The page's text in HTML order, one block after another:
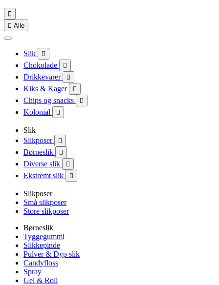

 Alle
Slik 
Chokolade 
Drikkevarer 
Kiks & Kager 
Chips og snacks 
Kolonial 
Slik
Slikposer

Børneslik 
Diverse slik 
Ekstremt slik 
Slikposer
Små slikposer
Store slikposer
Børneslik
Tyggegummi
Slikkepinde
Pulver & Dyp slik
Candyfloss
Spray
Gel & Roll